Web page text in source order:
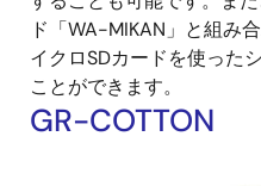
ド「WA-MIKAN」と組み
イクロSDカードを使った
ことができます。
GR-COTTON